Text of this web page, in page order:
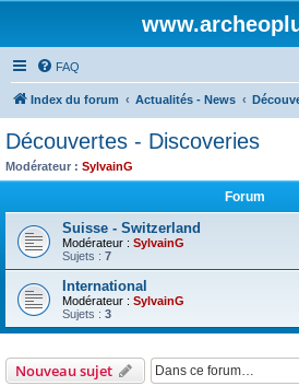
FAQ
Index du forum Actualités - News
Découvertes - Discoveries
Modérateur : SylvainG
Forum
Suisse - Switzerland
Modérateur : SylvainG
Sujets : 7
International
Modérateur : SylvainG
Sujets : 3
Nouveau sujet